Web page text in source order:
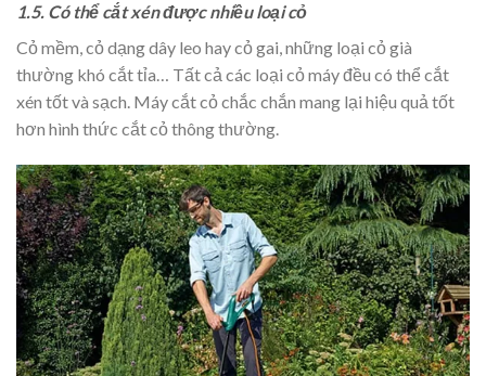
1.5. Có thể cắt xén được nhiều loại cỏ
Cỏ mềm, cỏ dạng dây leo hay cỏ gai, những loại cỏ già
thường khó cắt tỉa… Tất cả các loại cỏ máy đều có thể cắt
xén tốt và sạch. Máy cắt cỏ chắc chắn mang lại hiệu quả tốt
hơn hình thức cắt cỏ thông thường.